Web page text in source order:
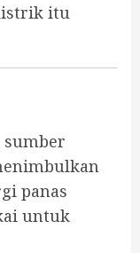
itu
sumber
panas
untuk